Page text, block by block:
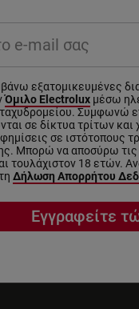
εξατομικευμένες
Όμιλο Electrolux μέσω
Συμφωνώ
σε δίκτυα τρίτων και
σε ιστότοπους
Μπορώ να αποσύρω τις
τουλάχιστον 18 ετών.
Δήλωση Απορρήτου
Εγγραφείτε